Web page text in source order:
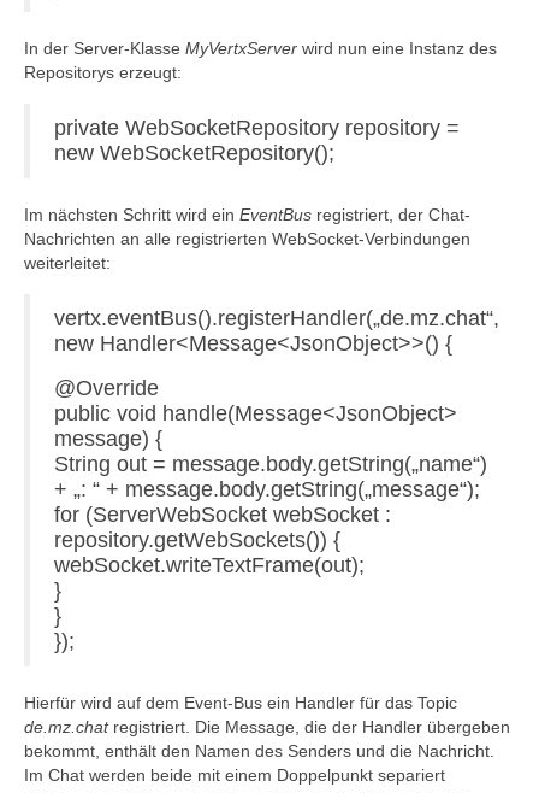
In der Server-Klasse MyVertxServer wird nun eine Instanz des
Repositorys erzeugt:
private WebSocketRepository repository =
new WebSocketRepository();
Im nächsten Schritt wird ein EventBus registriert, der Chat-
Nachrichten an alle registrierten WebSocket-Verbindungen
weiterleitet:
vertx.eventBus().registerHandler(„de.mz.chat“,
new Handler<Message<JsonObject>>() {
@Override
public void handle(Message<JsonObject>
message) {
String out = message.body.getString(„name“)
+ „: “ + message.body.getString(„message“);
for (ServerWebSocket webSocket :
repository.getWebSockets()) {
webSocket.writeTextFrame(out);
}
}
});
Hierfür wird auf dem Event-Bus ein Handler für das Topic
de.mz.chatregistriert. Die Message, die der Handler übergeben
bekommt, enthält den Namen des Senders und die Nachricht.
Im Chat werden beide mit einem Doppelpunkt separiert